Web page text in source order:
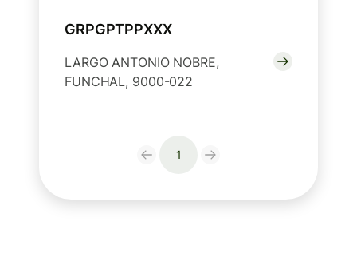
GRPGPTPPXXX
LARGO ANTONIO NOBRE,
FUNCHAL, 9000-022
1